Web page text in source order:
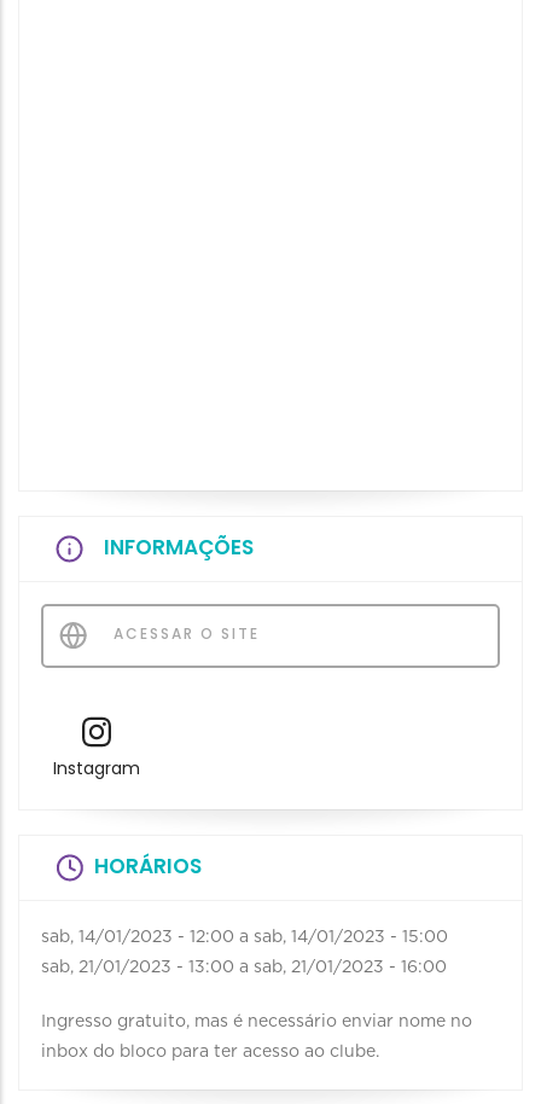
INFORMAÇÕES
ACESSAR O SITE
Instagram
HORÁRIOS
sab, 14/01/2023 - 12:00 a sab, 14/01/2023 - 15:00
sab, 21/01/2023 - 13:00 a sab, 21/01/2023 - 16:00
Ingresso gratuito, mas é necessário enviar nome no
inbox do bloco para ter acesso ao clube.